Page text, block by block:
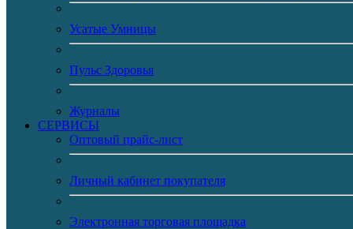
Усатые Умницы
Пульс Здоровья
Журналы
CЕРВИСЫ
Оптовый прайс-лист
Личный кабинет покупателя
Электронная торговая площадка